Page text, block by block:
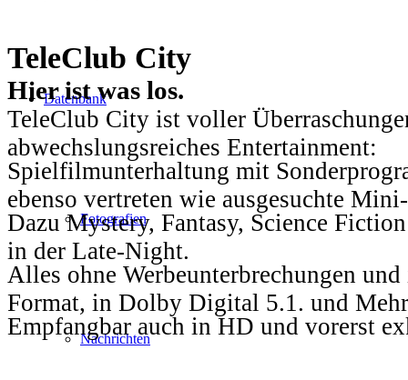
Datenbank
Fotografien
Nachrichten
TeleClub City
Hier ist was los.
TeleClub City ist voller
abwechslungsreiches Entertainment:
Spielfilmunterhaltung mit
ebenso vertreten wie ausgesuchte
Dazu Mystery, Fantasy, Science
in der Late-Night.
Alles ohne Werbeunterbrechungen
Format, in Dolby Digital 5.1. und
Empfangbar auch in HD und vorerst